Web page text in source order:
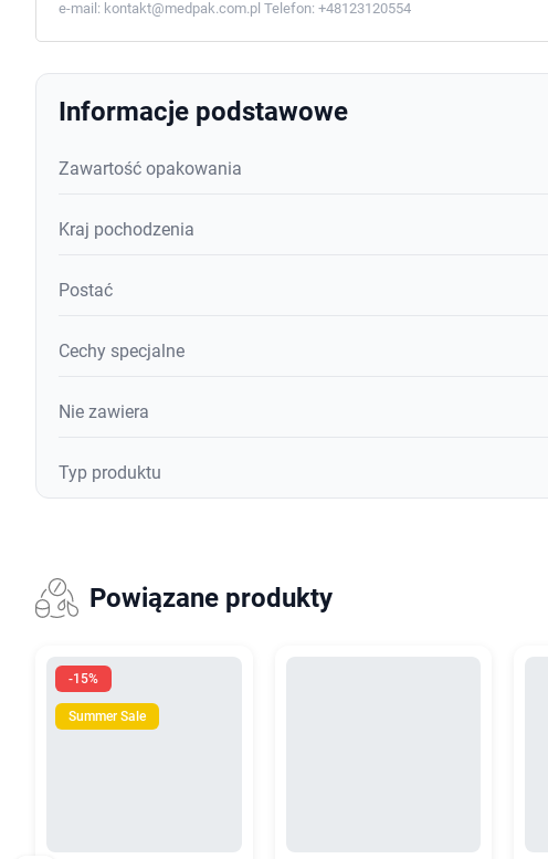
e-mail: kontakt@medpak.com.pl Telefon: +48123120554
Informacje podstawowe
Zawartość opakowania
Kraj pochodzenia
Postać
Cechy specjalne
Nie zawiera
Typ produktu
Powiązane produkty
-15%
Summer Sale